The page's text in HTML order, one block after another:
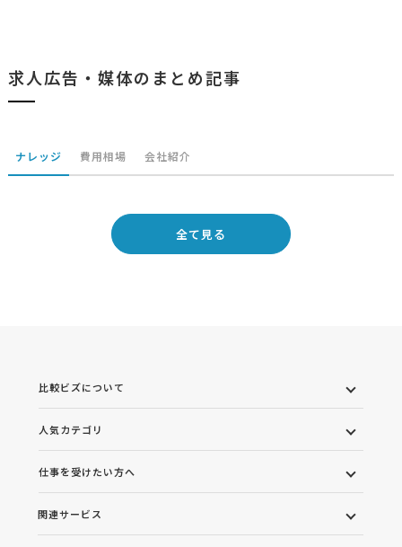
求人広告・媒体のまとめ記事
ナレッジ 費用相場 会社紹介
全て見る
比較ビズについて
人気カテゴリ
仕事を受けたい方へ
関連サービス